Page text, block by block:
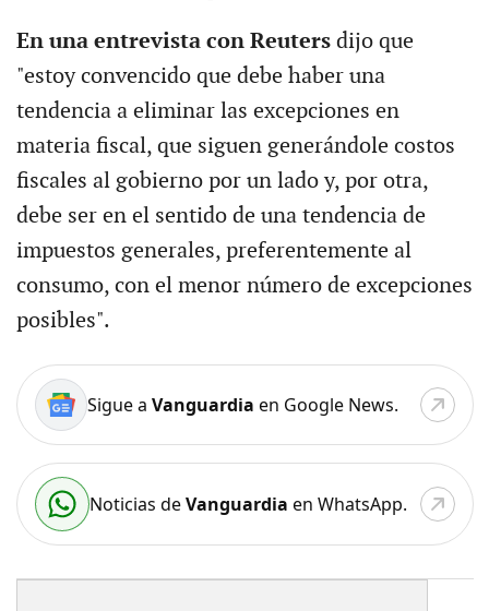
En una entrevista con Reutersdijo que
"estoy convencido que debe haber una
tendencia a eliminar las excepciones en
materia fiscal, que siguen generándole costos
fiscales al gobierno por un lado y, por otra,
debe ser en el sentido de una tendencia de
impuestos generales, preferentemente al
consumo, con el menor número de excepciones
posibles".
Sigue a Vanguardia en Google News.
Noticias deVanguardia en WhatsApp.